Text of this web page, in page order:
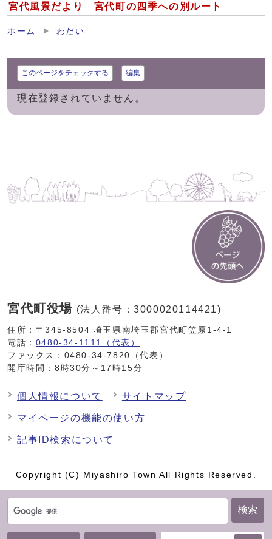
検索
宮代風景だより 宮代町の四季への別ルート
ホーム わだい
このページをチェックする 編集
現在登録されていません。
宮代町役場 (法人番号：3000020114421)
住所：〒345-8504 埼玉県南埼玉郡宮代町笠原1-4-1
電話： 0480-34-1111（代表）
ファックス：0480-34-7820（代表）
開庁時間：8時30分～17時15分
個人情報について サイトマップ
マイページの機能の使い方
記事ID検索について
Copyright (C) Miyashiro Town All Rights Reserved.